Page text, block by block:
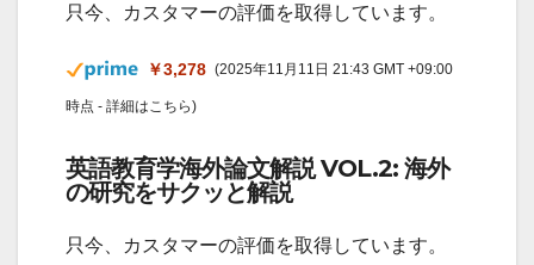
只今、カスタマーの評価を取得しています。
￥3,278 (2025年11月11日 21:43 GMT +09:00
時点 - 詳細はこちら)
英語教育学海外論文解説 VOL.2: 海外
の研究をサクッと解説
只今、カスタマーの評価を取得しています。